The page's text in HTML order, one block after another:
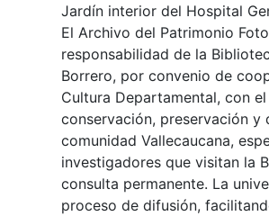
Jardín interior del Hospital
El Archivo del Patrimonio
responsabilidad de la
Borrero, por convenio de
Cultura Departamental, con
conservación, preservación
comunidad Vallecaucana,
investigadores que visitan la
consulta permanente. La
proceso de difusión,